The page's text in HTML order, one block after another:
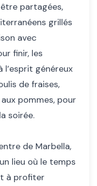
partagées,
grillés
avec
finir, les
généreux
de fraises,
pommes, pour
soirée.
de Marbella,
lieu où le temps
à profiter